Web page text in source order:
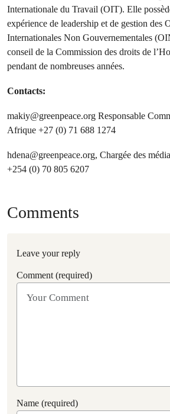
Internationale du Travail (OIT). Elle
expérience de leadership et de gestion des
Internationales Non Gouvernementales
conseil de la Commission des droits de
pendant de nombreuses années.
Contacts:
makiy@greenpeace.org Responsable
Afrique +27 (0) 71 688 1274
hdena@greenpeace.org, Chargée des
+254 (0) 70 805 6207
Comments
Leave your reply
Comment (required)
Name (required)